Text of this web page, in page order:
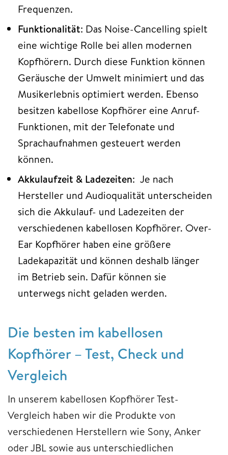
Frequenzen.
Funktionalität: Das Noise-Cancelling spielt
eine wichtige Rolle bei allen modernen
Kopfhörern. Durch diese Funktion können
Geräusche der Umwelt minimiert und das
Musikerlebnis optimiert werden. Ebenso
besitzen kabellose Kopfhörer eine Anruf-
Funktionen, mit der Telefonate und
Sprachaufnahmen gesteuert werden
können.
Akkulaufzeit & Ladezeiten: Je nach
Hersteller und Audioqualität unterscheiden
sich die Akkulauf- und Ladezeiten der
verschiedenen kabellosen Kopfhörer. Over-
Ear Kopfhörer haben eine größere
Ladekapazität und können deshalb länger
im Betrieb sein. Dafür können sie
unterwegs nicht geladen werden.
Die besten im kabellosen
Kopfhörer – Test, Check und
Vergleich
In unserem kabellosen Kopfhörer Test-
Vergleich haben wir die Produkte von
verschiedenen Herstellern wie Sony, Anker
oder JBL sowie aus unterschiedlichen